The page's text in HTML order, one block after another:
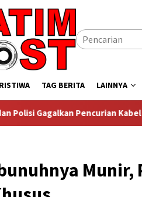
TAG BERITA LAINNYA
Pencurian Kabel Tembaga di